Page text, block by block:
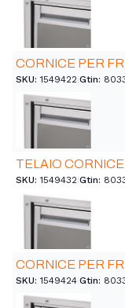
CORNICE PER
SKU: 1549422 Gtin:
TELAIO
SKU: 1549432 Gtin:
CORNICE PER
SKU: 1549424 Gtin: